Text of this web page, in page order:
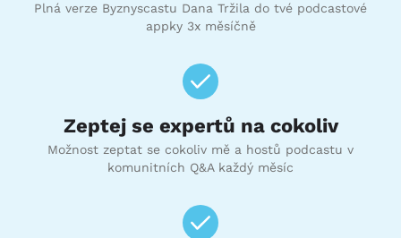
Plná verze Byznyscastu Dana Tržila do tvé podcastové
appky 3x měsíčně
Zeptej se expertů na cokoliv
Možnost zeptat se cokoliv mě a hostů podcastu v
komunitních Q&A každý měsíc